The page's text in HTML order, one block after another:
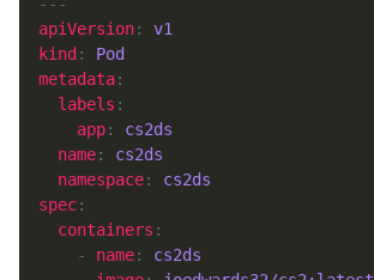
apiVersion: v1
kind : Pod
metadata
labels
app: cs2ds
name: cs2ds
namespace: cs2ds
spec
containers
    -
name: cs2ds